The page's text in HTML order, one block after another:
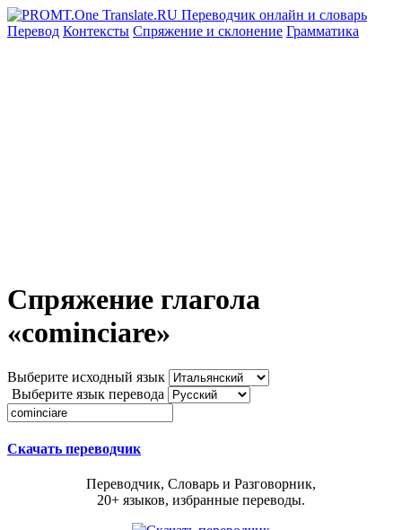
Перевод Контексты Спряжение и склонение Грамматика
Спряжение глагола
«cominciare»
Выберите исходный язык
Выберите язык перевода
Скачать переводчик
Переводчик, Словарь и Разговорник,
20+ языков, избранные переводы.